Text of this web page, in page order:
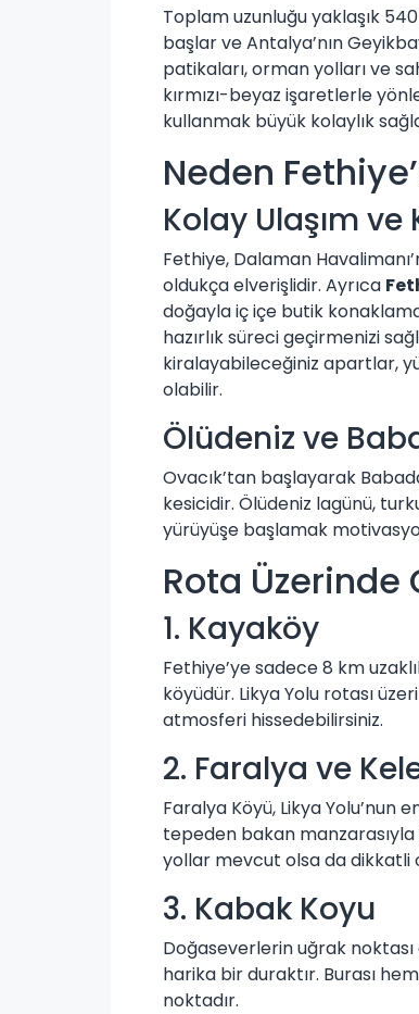
Toplam uzunluğu yaklaşık
başlar ve Antalya’nın
patikaları, orman yolları ve
kırmızı-beyaz işaretlerle
kullanmak büyük kolaylık
Neden
Kolay Ulaşım
Fethiye, Dalaman
oldukça elverişlidir. Ayrıca
doğayla iç içe butik
hazırlık süreci geçirmenizi
kiralayabileceğiniz apartlar,
olabilir.
Ölüdeniz ve
Ovacık’tan başlayarak
kesicidir. Ölüdeniz lagünü,
yürüyüşe başlamak
Rota Üzerinde
1. Kayaköy
Fethiye’ye sadece 8 km
köyüdür. Likya Yolu rotası
atmosferi hissedebilirsiniz.
2. Faralya ve
Faralya Köyü, Likya Yolu’nun
tepeden bakan
yollar mevcut olsa da dikkatli
3. Kabak Koyu
Doğaseverlerin uğrak
harika bir duraktır. Burası
noktadır.